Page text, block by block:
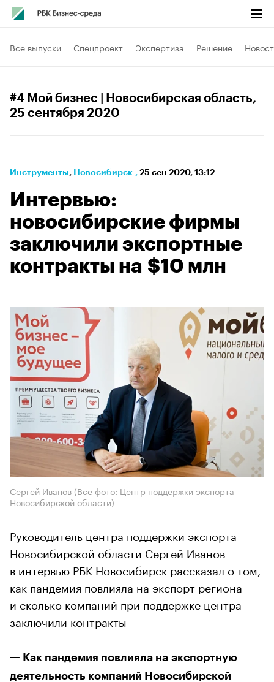
Все выпуски Спецпроект Экспертиза Решение
#4 Мой бизнес | Новосибирская область,
25 сентября 2020
Инструменты⁠, Новосибирск , 25 сен 2020, 13:12
Интервью:
новосибирские фирмы
заключили экспортные
контракты на $10 млн
Сергей Иванов (Все фото: Центр поддержки экспорта
Новосибирской области)
Руководитель центра поддержки экспорта
Новосибирской области Сергей Иванов
в интервью РБК Новосибирск рассказал о том,
как пандемия повлияла на экспорт региона
и сколько компаний при поддержке центра
заключили контракты
— Как пандемия повлияла на экспортную
деятельность компаний Новосибирской